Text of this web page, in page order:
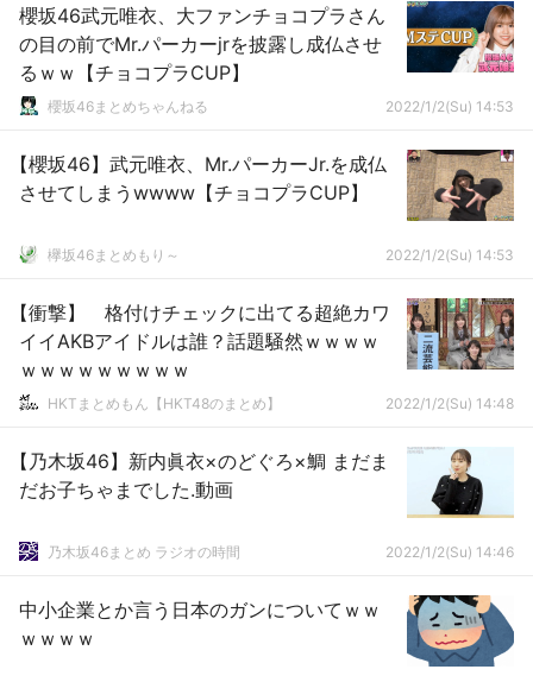
櫻坂46武元唯衣、大ファンチョコプラさん
の目の前でMr.パーカーjrを披露し成仏させ
るｗｗ【チョコプラCUP】
櫻坂46まとめちゃんねる 2022/1/2(Su) 14:53
【櫻坂46】武元唯衣、Mr.パーカーJr.を成仏
させてしまうwwww【チョコプラCUP】
欅坂46まとめもり～ 2022/1/2(Su) 14:53
【衝撃】 格付けチェックに出てる超絶カワ
イイAKBアイドルは誰？話題騒然ｗｗｗｗ
ｗｗｗｗｗｗｗｗｗ
HKTまとめもん【HKT48のまとめ】 2022/1/2(Su) 14:48
【乃木坂46】新内眞衣×のどぐろ×鯛 まだま
だお子ちゃまでした.動画
乃木坂46まとめ ラジオの時間 2022/1/2(Su) 14:46
中小企業とか言う日本のガンについてｗｗ
ｗｗｗｗ